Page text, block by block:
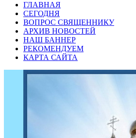
ГЛАВНАЯ
СЕГОДНЯ
ВОПРОС СВЯЩЕННИКУ
АРХИВ НОВОСТЕЙ
НАШ БАННЕР
РЕКОМЕНДУЕМ
КАРТА САЙТА